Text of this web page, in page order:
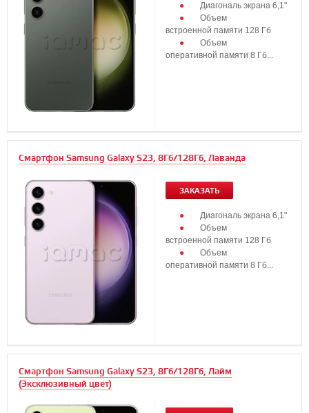
Диагональ экрана 6,1"
Объем
встроенной памяти 128 Гб
Объем
оперативной памяти 8 Гб...
Смартфон Samsung Galaxy S23, 8Гб/128Гб, Лаванда
ЗАКАЗАТЬ
Диагональ экрана 6,1"
Объем
встроенной памяти 128 Гб
Объем
оперативной памяти 8 Гб...
Смартфон Samsung Galaxy S23, 8Гб/128Гб, Лайм
(Эксклюзивный цвет)